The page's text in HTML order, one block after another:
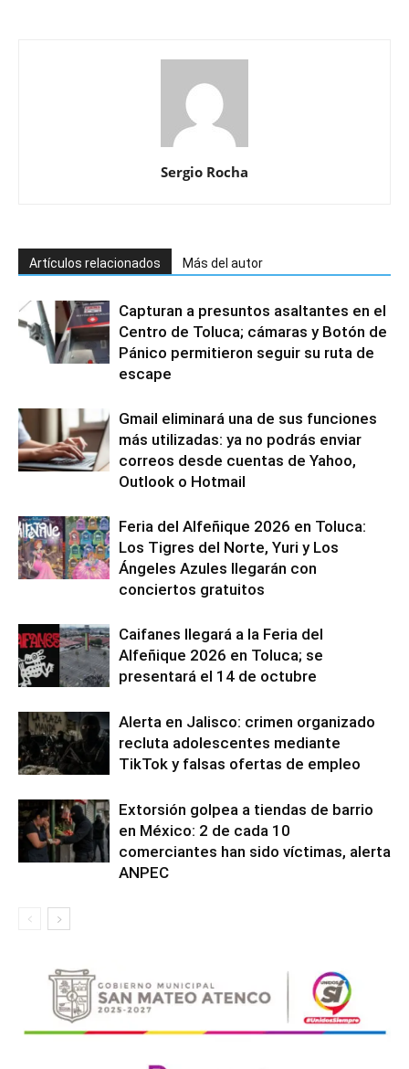
Sergio Rocha
Artículos relacionados Más del autor
Capturan a presuntos asaltantes en el
Centro de Toluca; cámaras y Botón de
Pánico permitieron seguir su ruta de
escape
Gmail eliminará una de sus funciones
más utilizadas: ya no podrás enviar
correos desde cuentas de Yahoo,
Outlook o Hotmail
Feria del Alfeñique 2026 en Toluca:
Los Tigres del Norte, Yuri y Los
Ángeles Azules llegarán con
conciertos gratuitos
Caifanes llegará a la Feria del
Alfeñique 2026 en Toluca; se
presentará el 14 de octubre
Alerta en Jalisco: crimen organizado
recluta adolescentes mediante
TikTok y falsas ofertas de empleo
Extorsión golpea a tiendas de barrio
en México: 2 de cada 10
comerciantes han sido víctimas, alerta
ANPEC